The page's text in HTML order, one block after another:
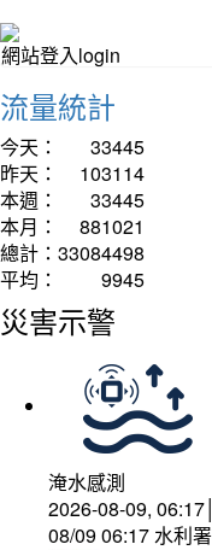
網站登入login
流量統計
今天：
33445
昨天：
103114
本週：
33445
本月：
881021
總計： 33084498
平均：
9945
災害示警
淹水感測
2026-08-09,
08/09 06:17 水利